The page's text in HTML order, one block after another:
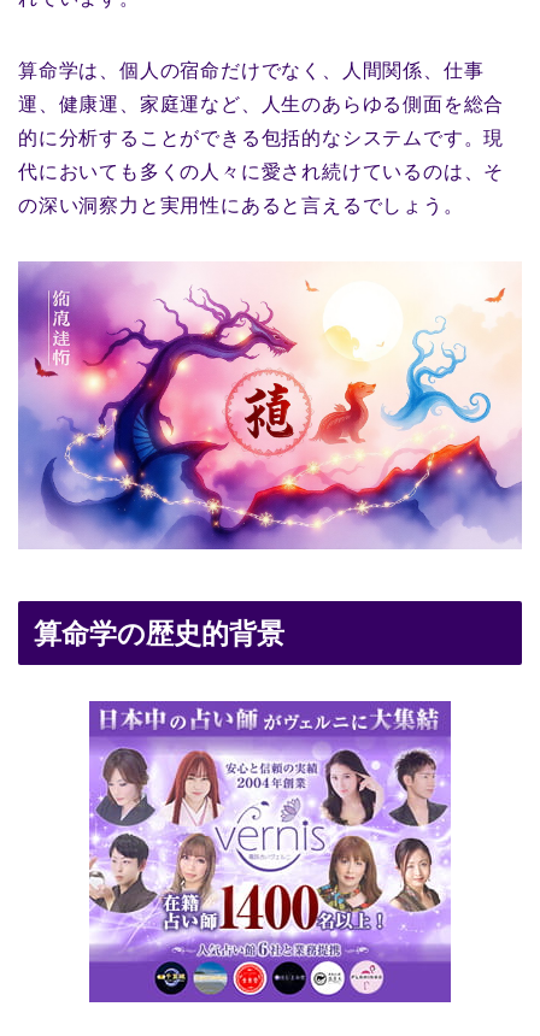
算命学は、個人の宿命だけでなく、人間関係、仕事
運、健康運、家庭運など、人生のあらゆる側面を総合
的に分析することができる包括的なシステムです。現
代においても多くの人々に愛され続けているのは、そ
の深い洞察力と実用性にあると言えるでしょう。
算命学の歴史的背景